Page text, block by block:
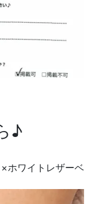
♪
ワイトレザーベ